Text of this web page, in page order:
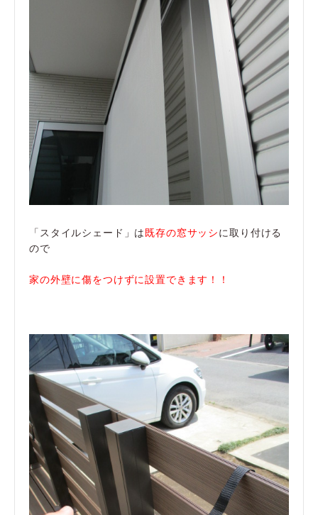
「スタイルシェード」は既存の窓サッシに取り付ける
ので
家の外壁に傷をつけずに設置できます！！